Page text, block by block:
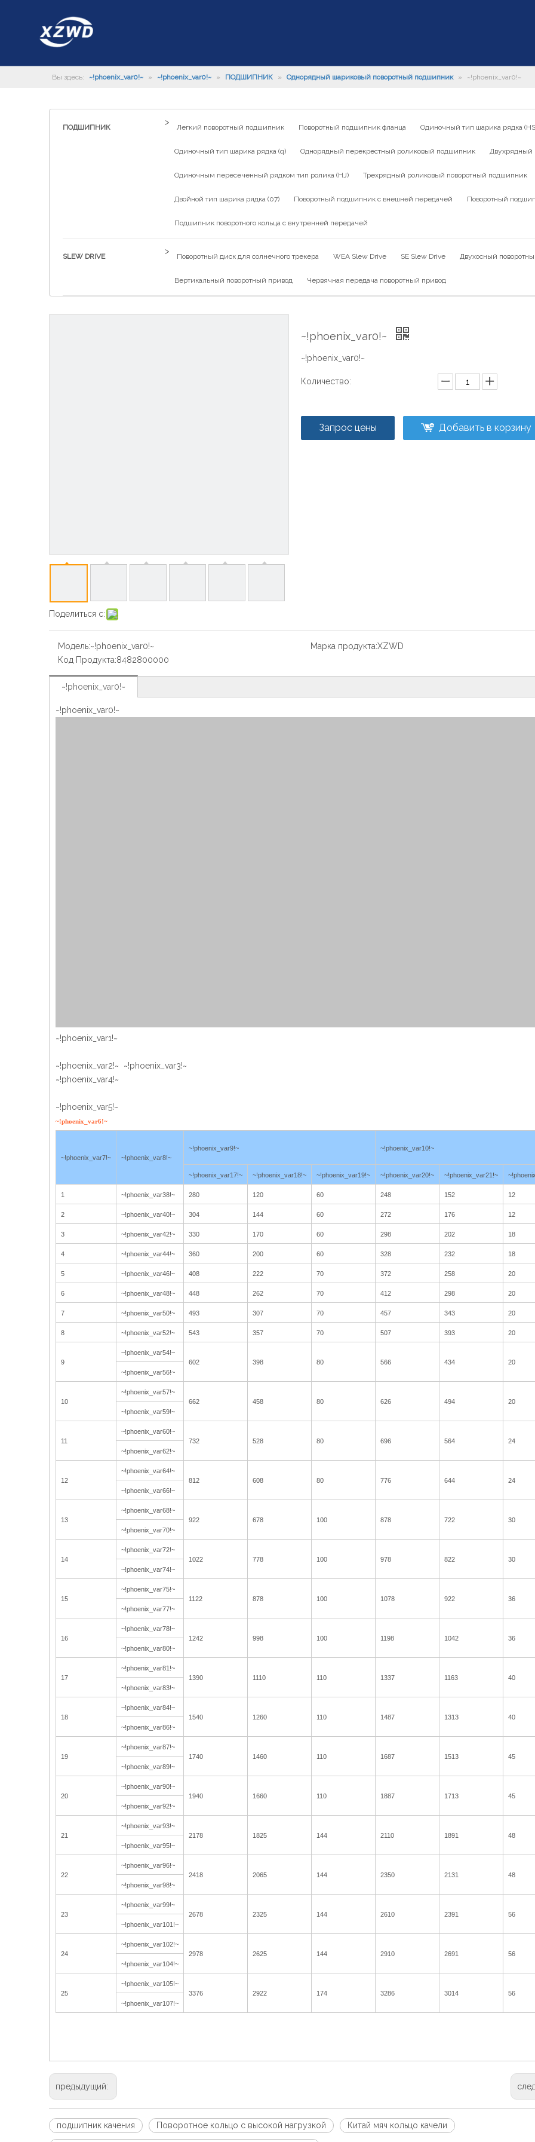
Вы здесь: ~!phoenix_var0!~ » ~!phoenix_var0!~ » ПОДШИПНИК » Однорядный шариковый поворотный подшипник » ~!phoenix_var0!~
ПОДШИПНИК
>
Легкий поворотный подшипник Поворотный подшипник фланца Одиночный тип шарика рядка
Одиночный тип шарика рядка (q) Однорядный перекрестный роликовый подшипник Двухрядный
Одиночным пересеченный рядком тип ролика (HJ) Трехрядный роликовый поворотный подшипник
Двойной тип шарика рядка (07) Поворотный подшипник с внешней передачей Поворотный
Подшипник поворотного кольца с внутренней передачей
SLEW DRIVE
>
Поворотный диск для солнечного трекера WEA Slew Drive SE Slew Drive Двухосный
Вертикальный поворотный привод Червячная передача поворотный привод
Поделиться с:
~!phoenix_var0!~
~!phoenix_var0!~
Количество:
Запрос цены Добавить в корзину
Модель:~!phoenix_var0!~ Марка продукта:XZWD
Код Продукта:8482800000
~!phoenix_var0!~
~!phoenix_var0!~
~!phoenix_var1!~
~!phoenix_var2!~ ~!phoenix_var3!~
~!phoenix_var4!~
~!phoenix_var5!~
~!phoenix_var6!~
~!phoenix_var7!~ ~!phoenix_var8!~
~!phoenix_var9!~ ~!phoenix_var10!~
~!phoenix_var17!~ ~!phoenix_var18!~ ~!phoenix_var19!~ ~!phoenix_var20!~ ~!phoenix_var21!~
1 ~!phoenix_var38!~ 280 120 60 248 152 12
2 ~!phoenix_var40!~ 304 144 60 272 176 12
3 ~!phoenix_var42!~ 330 170 60 298 202 18
4 ~!phoenix_var44!~ 360 200 60 328 232 18
5 ~!phoenix_var46!~ 408 222 70 372 258 20
6 ~!phoenix_var48!~ 448 262 70 412 298 20
7 ~!phoenix_var50!~ 493 307 70 457 343 20
8 ~!phoenix_var52!~ 543 357 70 507 393 20
9
~!phoenix_var54!~
602
398 80 566 434 20
~!phoenix_var56!~
10
~!phoenix_var57!~
662
458 80 626 494 20
~!phoenix_var59!~
11
~!phoenix_var60!~
732
528 80 696 564 24
~!phoenix_var62!~
12
~!phoenix_var64!~
812
608 80 776 644 24
~!phoenix_var66!~
13
~!phoenix_var68!~
922
678 100 878 722 30
~!phoenix_var70!~
14
~!phoenix_var72!~
1022
778 100 978 822 30
~!phoenix_var74!~
15
~!phoenix_var75!~
1122
878 100 1078 922 36
~!phoenix_var77!~
16
~!phoenix_var78!~
1242
998 100 1198 1042 36
~!phoenix_var80!~
17
~!phoenix_var81!~
1390
1110 110 1337 1163 40
~!phoenix_var83!~
18
~!phoenix_var84!~
1540
1260 110 1487 1313 40
~!phoenix_var86!~
19
~!phoenix_var87!~
1740
1460 110 1687 1513 45
~!phoenix_var89!~
20
~!phoenix_var90!~
1940
1660 110 1887 1713 45
~!phoenix_var92!~
21
~!phoenix_var93!~
2178
1825 144 2110 1891 48
~!phoenix_var95!~
22
~!phoenix_var96!~
2418
2065 144 2350 2131 48
~!phoenix_var98!~
23
~!phoenix_var99!~
2678
2325 144 2610 2391 56
~!phoenix_var101!~
24
~!phoenix_var102!~
2978
2625 144 2910 2691 56
~!phoenix_var104!~
25
~!phoenix_var105!~
3376
2922 174 3286 3014 56
~!phoenix_var107!~
предыдущий:
подшипник качения Поворотное кольцо с высокой нагрузкой Китай мяч кольцо качели